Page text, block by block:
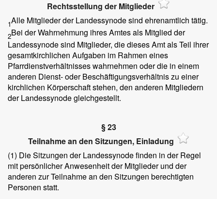
Rechtsstellung der Mitglieder
1Alle Mitglieder der Landessynode sind ehrenamtlich tätig.
2Bei der Wahrnehmung ihres Amtes als Mitglied der
Landessynode sind Mitglieder, die dieses Amt als Teil ihrer
gesamtkirchlichen Aufgaben im Rahmen eines
Pfarrdienstverhältnisses wahrnehmen oder die in einem
anderen Dienst- oder Beschäftigungsverhältnis zu einer
kirchlichen Körperschaft stehen, den anderen Mitgliedern
der Landessynode gleichgestellt.
§ 23
Teilnahme an den Sitzungen, Einladung
(1) Die Sitzungen der Landessynode finden in der Regel
mit persönlicher Anwesenheit der Mitglieder und der
anderen zur Teilnahme an den Sitzungen berechtigten
Personen statt.